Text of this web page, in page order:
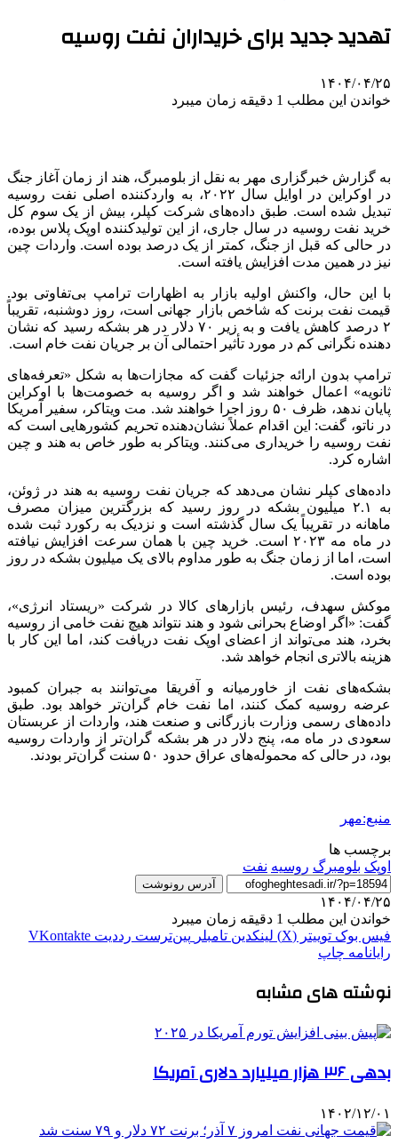
تهدید جدید برای خریداران نفت روسیه
۱۴۰۴/۰۴/۲۵
خواندن این مطلب 1 دقیقه زمان میبرد
به گزارش خبرگزاری مهر به نقل از بلومبرگ، هند از زمان آغاز جنگ
در اوکراین در اوایل سال ۲۰۲۲، به واردکننده اصلی نفت روسیه
تبدیل شده است. طبق داده‌های شرکت کپلر، بیش از یک سوم کل
خرید نفت روسیه در سال جاری، از این تولیدکننده اوپک پلاس بوده،
در حالی که قبل از جنگ، کمتر از یک درصد بوده است. واردات چین
نیز در همین مدت افزایش یافته است.
با این حال، واکنش اولیه بازار به اظهارات ترامپ بی‌تفاوتی بود.
قیمت نفت برنت که شاخص بازار جهانی است، روز دوشنبه، تقریباً
۲ درصد کاهش یافت و به زیر ۷۰ دلار در هر بشکه رسید که نشان
دهنده نگرانی کم در مورد تأثیر احتمالی آن بر جریان نفت خام است.
ترامپ بدون ارائه جزئیات گفت که مجازات‌ها به شکل «تعرفه‌های
ثانویه» اعمال خواهند شد و اگر روسیه به خصومت‌ها با اوکراین
پایان ندهد، ظرف ۵۰ روز اجرا خواهند شد.
مت ویتاکر ، سفیر آمریکا
در ناتو، گفت: این اقدام عملاً نشان‌دهنده تحریم کشورهایی است که
نفت روسیه را خریداری می‌کنند. ویتاکر به طور خاص به هند و چین
اشاره کرد.
داده‌های کپلر نشان می‌دهد که جریان نفت روسیه به هند در ژوئن،
به ۲.۱ میلیون بشکه در روز رسید که بزرگترین میزان مصرف
ماهانه در تقریباً یک سال گذشته است و نزدیک به رکورد ثبت شده
در ماه مه ۲۰۲۳ است. خرید چین با همان سرعت افزایش نیافته
است، اما از زمان جنگ به طور مداوم بالای یک میلیون بشکه در روز
بوده است.
موکش سهدف، رئیس بازارهای کالا در شرکت «ریستاد انرژی»،
گفت: «اگر اوضاع بحرانی شود و هند نتواند هیچ نفت خامی از روسیه
بخرد، هند می‌تواند از اعضای اوپک نفت دریافت کند، اما این کار با
هزینه بالاتری انجام خواهد شد.
بشکه‌های نفت از خاورمیانه و آفریقا می‌توانند به جبران کمبود
عرضه روسیه کمک کنند، اما نفت خام گران‌تر خواهد بود. طبق
داده‌های رسمی وزارت بازرگانی و صنعت هند، واردات از عربستان
سعودی در ماه مه، پنج دلار در هر بشکه گران‌تر از واردات روسیه
بود، در حالی که محموله‌های عراق حدود ۵۰ سنت گران‌تر بودند.
منبع:مهر
برچسب ها
اوپک بلومبرگ روسیه نفت
آدرس رونوشت
۱۴۰۴/۰۴/۲۵
خواندن این مطلب 1 دقیقه زمان میبرد
فیس بوک توییتر (X) لینکدین ‫تامبلر ‫پین‌ترست ‫رددیت ‫VKontakte
رایانامه چاپ
نوشته های مشابه
بدهی ۳۶ هزار میلیارد دلاری آمریکا
۱۴۰۲/۱۲/۰۱